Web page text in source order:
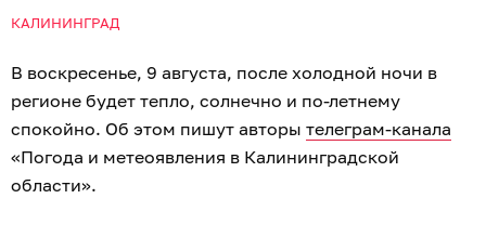
КАЛИНИНГРАД
В воскресенье, 9 августа, после холодной ночи в
регионе будет тепло, солнечно и по-летнему
спокойно. Об этом пишут авторы телеграм-канала
«Погода и метеоявления в Калининградской
области».